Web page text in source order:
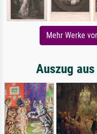
Mehr Werke
Auszug